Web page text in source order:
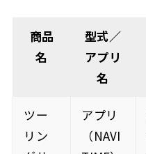
商品
名
型式／
アプリ
名
ツー
リン
アプリ
（NAVI